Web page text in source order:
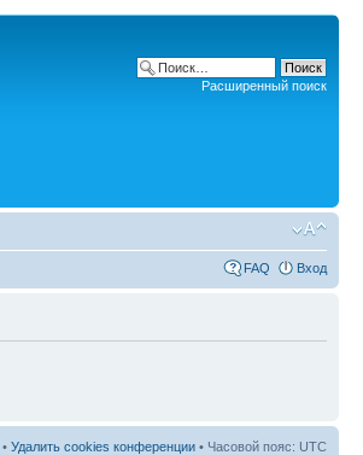
Расширенный поиск
FAQ Вход
• Удалить cookies конференции • Часовой пояс: UTC